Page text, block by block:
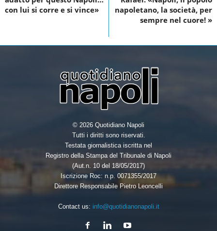
o
r
I
con lui si corre e si vince»
napoletano, la società, per
sempre nel cuore! »
© 2026 Quotidiano Napoli
Tutti i diritti sono riservati.
Testata giornalistica iscritta nel
Registro della Stampa del Tribunale di Napoli
(Aut.n. 10 del 18/05/2017)
Iscrizione Roc: n.p. 0071355/2017
Direttore Responsabile Pietro Leoncelli
Contact us: info@quotidianonapoli.it